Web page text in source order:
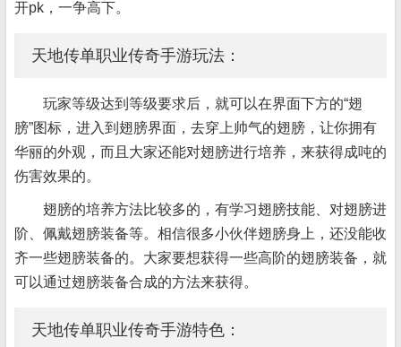
开pk，一争高下。
天地传单职业传奇手游玩法：
玩家等级达到等级要求后，就可以在界面下方的“翅
膀”图标，进入到翅膀界面，去穿上帅气的翅膀，让你拥有
华丽的外观，而且大家还能对翅膀进行培养，来获得成吨的
伤害效果的。
翅膀的培养方法比较多的，有学习翅膀技能、对翅膀进
阶、佩戴翅膀装备等。相信很多小伙伴翅膀身上，还没能收
齐一些翅膀装备的。大家要想获得一些高阶的翅膀装备，就
可以通过翅膀装备合成的方法来获得。
天地传单职业传奇手游特色：